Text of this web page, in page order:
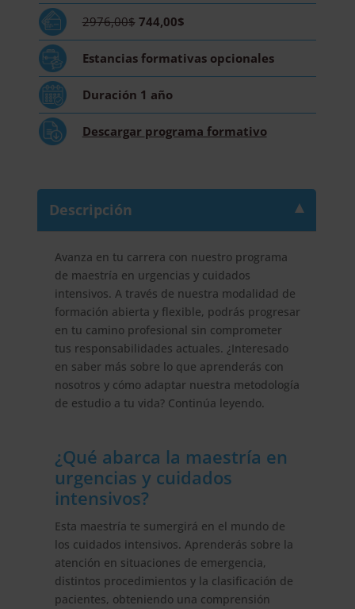
Apostilla
cantidad
2976,00$ 744,00$
Estancias formativas opcionales
Duración 1 año
Descargar programa formativo
Descripción
Avanza en tu carrera con nuestro programa
de maestría en urgencias y cuidados
intensivos. A través de nuestra modalidad de
formación abierta y flexible, podrás progresar
en tu camino profesional sin comprometer
tus responsabilidades actuales. ¿Interesado
en saber más sobre lo que aprenderás con
nosotros y cómo adaptar nuestra metodología
de estudio a tu vida? Continúa leyendo.
¿Qué abarca la maestría en
urgencias y cuidados
intensivos?
Esta maestría te sumergirá en el mundo de
los cuidados intensivos. Aprenderás sobre la
atención en situaciones de emergencia,
distintos procedimientos y la clasificación de
pacientes, obteniendo una comprensión